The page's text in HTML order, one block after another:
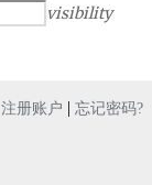
visibility
注册账户 | 忘记密码?